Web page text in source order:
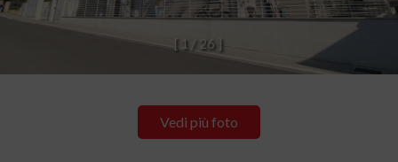
[ 1 / 26 ]
Vedi più foto